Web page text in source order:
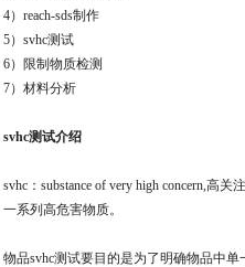
4）reach-sds制作
5）svhc测试
6）限制物质检测
7）材料分析
svhc测试介绍
svhc：substance of very high concern,高
一系列高危害物质。
物品svhc测试要目的是为了明确物品中单